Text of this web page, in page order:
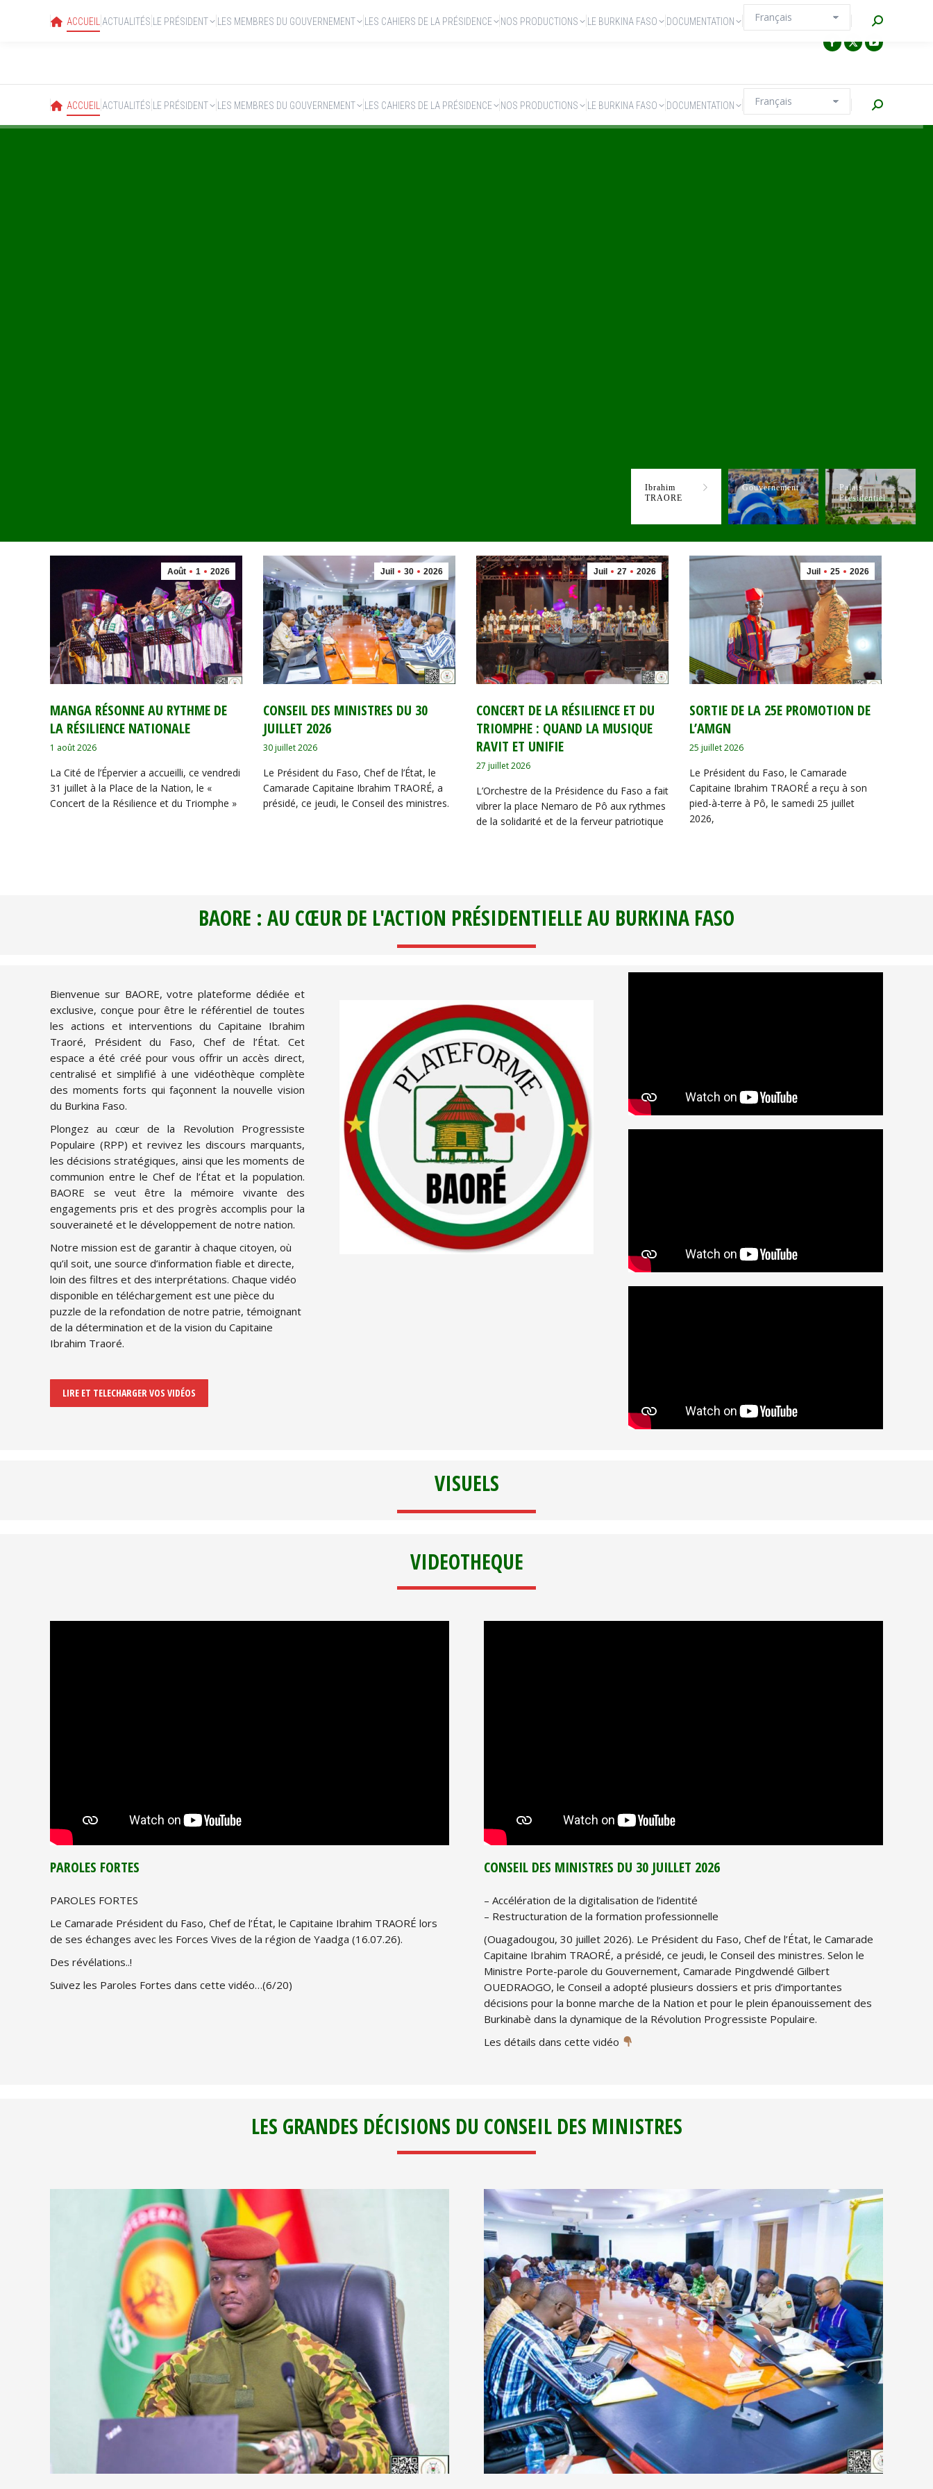
ACCUEIL ACTUALITÉS LE PRÉSIDENT LES MEMBRES DU GOUVERNEMENT LES CAHIERS DE LA PRÉSIDENCE NOS PRODUCTIONS LE BURKINA FASO DOCUMENTATION Recherche
Ibrahim
TRAORE
Gouvernement
Palais
Présidentiel
Août 1 2026
MANGA RÉSONNE AU RYTHME DE
LA RÉSILIENCE NATIONALE
1 août 2026
La Cité de l’Épervier a accueilli, ce vendredi
31 juillet à la Place de la Nation, le «
Concert de la Résilience et du Triomphe »
Juil 30 2026
CONSEIL DES MINISTRES DU 30
JUILLET 2026
30 juillet 2026
Le Président du Faso, Chef de l’État, le
Camarade Capitaine Ibrahim TRAORÉ, a
présidé, ce jeudi, le Conseil des ministres.
Juil 27 2026
‎​CONCERT DE LA RÉSILIENCE ET DU
TRIOMPHE : QUAND LA MUSIQUE
RAVIT ET UNIFIE
27 juillet 2026
L’Orchestre de la Présidence du Faso a fait
vibrer la place Nemaro de Pô aux rythmes
de la solidarité et de la ferveur patriotique
Juil 25 2026
‎SORTIE DE LA 25E PROMOTION DE
L’AMGN
25 juillet 2026
Le Président du Faso, le Camarade
Capitaine Ibrahim TRAORÉ a reçu à son
pied-à-terre à Pô, le samedi 25 juillet
2026,
BAORE : AU CŒUR DE L'ACTION PRÉSIDENTIELLE AU BURKINA FASO
Bienvenue sur BAORE, votre plateforme dédiée et
exclusive, conçue pour être le référentiel de toutes
les actions et interventions du Capitaine Ibrahim
Traoré, Président du Faso, Chef de l’État. Cet
espace a été créé pour vous offrir un accès direct,
centralisé et simplifié à une vidéothèque complète
des moments forts qui façonnent la nouvelle vision
du Burkina Faso.
Plongez au cœur de la Revolution Progressiste
Populaire (RPP) et revivez les discours marquants,
les décisions stratégiques, ainsi que les moments de
communion entre le Chef de l’État et la population.
BAORE se veut être la mémoire vivante des
engagements pris et des progrès accomplis pour la
souveraineté et le développement de notre nation.
Notre mission est de garantir à chaque citoyen, où
qu’il soit, une source d’information fiable et directe,
loin des filtres et des interprétations. Chaque vidéo
disponible en téléchargement est une pièce du
puzzle de la refondation de notre patrie, témoignant
de la détermination et de la vision du Capitaine
Ibrahim Traoré.
LIRE ET TELECHARGER VOS VIDÉOS
VISUELS
VIDEOTHEQUE
PAROLES FORTES
PAROLES FORTES
Le Camarade Président du Faso, Chef de l’État, le Capitaine Ibrahim TRAORÉ lors
de ses échanges avec les Forces Vives de la région de Yaadga (16.07.26).
Des révélations..!
Suivez les Paroles Fortes dans cette vidéo…(6/20)
CONSEIL DES MINISTRES DU 30 JUILLET 2026
– Accélération de la digitalisation de l’identité
– Restructuration de la formation professionnelle
(Ouagadougou, 30 juillet 2026). Le Président du Faso, Chef de l’État, le Camarade
Capitaine Ibrahim TRAORÉ, a présidé, ce jeudi, le Conseil des ministres. Selon le
Ministre Porte-parole du Gouvernement, Camarade Pingdwendé Gilbert
OUEDRAOGO, le Conseil a adopté plusieurs dossiers et pris d’importantes
décisions pour la bonne marche de la Nation et pour le plein épanouissement des
Burkinabè dans la dynamique de la Révolution Progressiste Populaire.
Les détails dans cette vidéo
LES GRANDES DÉCISIONS DU CONSEIL DES MINISTRES
ACCUEIL ACTUALITÉS LE PRÉSIDENT LES MEMBRES DU GOUVERNEMENT LES CAHIERS DE LA PRÉSIDENCE NOS PRODUCTIONS LE BURKINA FASO DOCUMENTATION Recherche